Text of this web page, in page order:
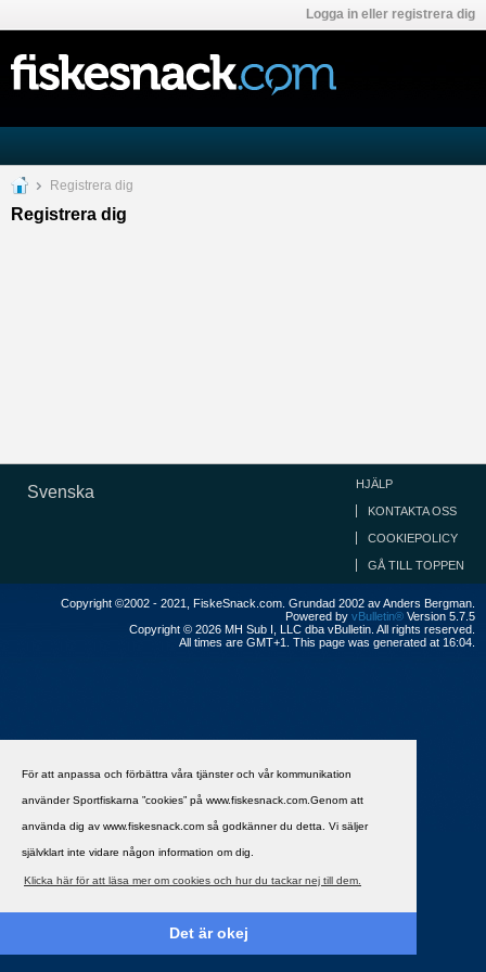
För att anpassa och förbättra våra tjänster och vår kommunikation
använder Sportfiskarna ”cookies” på www.fiskesnack.com.Genom att
använda dig av www.fiskesnack.com så godkänner du detta. Vi säljer
självklart inte vidare någon information om dig.
Klicka här för att läsa mer om cookies och hur du tackar nej till dem.
Det är okej
Logga in eller registrera dig
Registrera dig
Registrera dig
Svenska HJÄLP
KONTAKTA OSS
COOKIEPOLICY
GÅ TILL TOPPEN
Copyright ©2002 - 2021, FiskeSnack.com. Grundad 2002 av Anders Bergman.
Powered by vBulletin® Version 5.7.5
Copyright © 2026 MH Sub I, LLC dba vBulletin. All rights reserved.
All times are GMT+1. This page was generated at 16:04.